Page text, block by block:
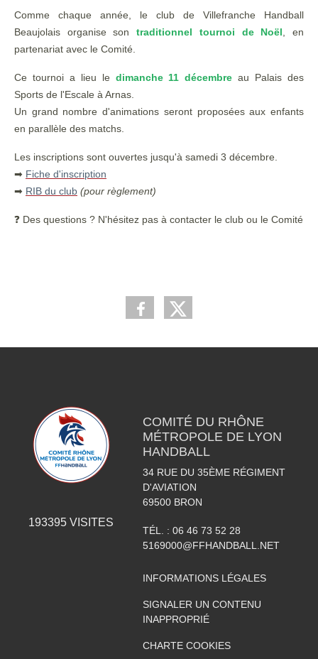
Comme chaque année, le club de Villefranche Handball
Beaujolais organise sontraditionnel tournoi de Noël , en
partenariat avec le Comité.
Ce tournoi a lieu le dimanche 11 décembre au Palais des
Sports de l'Escale à Arnas.
Un grand nombre d'animations seront proposées aux enfants
en parallèle des matchs.
Les inscriptions sont ouvertes jusqu'à samedi 3 décembre.
➡ Fiche d'inscription
➡ RIB du club (pour règlement)
❓ Des questions ? N'hésitez pas à contacter le club ou le Comité
193395 VISITES
COMITÉ DU RHÔNE
MÉTROPOLE DE LYON
HANDBALL
34 RUE DU 35ÈME RÉGIMENT
D'AVIATION
69500 BRON
TÉL. : 06 46 73 52 28
5169000@FFHANDBALL.NET
INFORMATIONS LÉGALES
SIGNALER UN CONTENU
INAPPROPRIÉ
CHARTE COOKIES